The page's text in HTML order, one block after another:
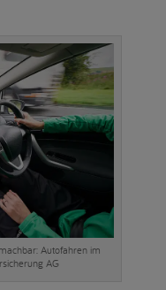
Autofahren im
AG